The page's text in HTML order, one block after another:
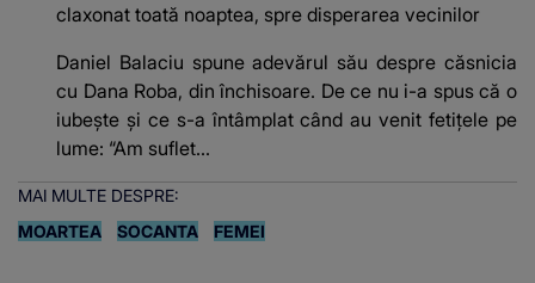
claxonat toată noaptea, spre disperarea vecinilor
Daniel Balaciu spune adevărul său despre căsnicia
cu Dana Roba, din închisoare. De ce nu i-a spus că o
iubește și ce s-a întâmplat când au venit fetițele pe
lume: “Am suflet...
MAI MULTE DESPRE:
MOARTEA
SOCANTA FEMEI